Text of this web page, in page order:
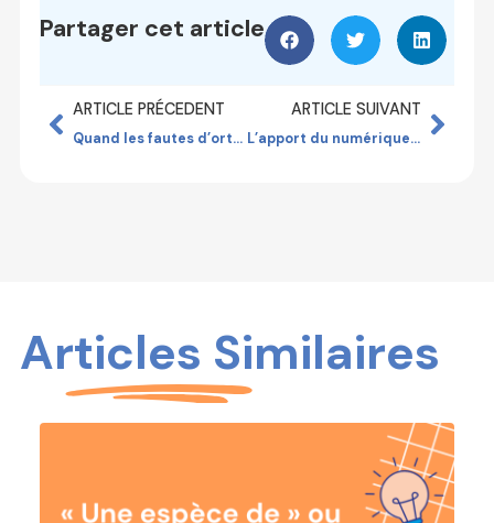
Partager cet article
ARTICLE PRÉCEDENT
Quand les fautes d’orthographe nuisent à la relation client
ARTICLE SUIVANT
L’apport du numérique dans la maîtrise de la langue française
Articles Similaires